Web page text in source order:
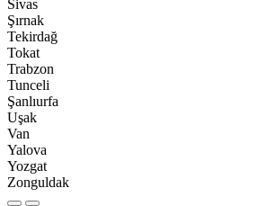
Sivas
Şırnak
Tekirdağ
Tokat
Trabzon
Tunceli
Şanlıurfa
Uşak
Van
Yalova
Yozgat
Zonguldak